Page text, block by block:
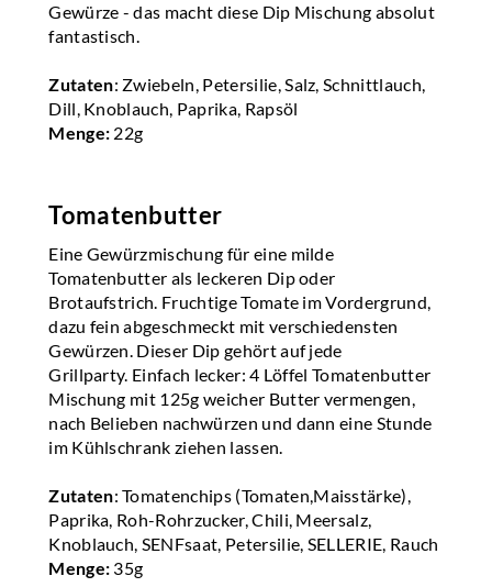
Gewürze - das macht diese Dip Mischung absolut
fantastisch.
Zutaten: Zwiebeln, Petersilie, Salz, Schnittlauch,
Dill, Knoblauch, Paprika, Rapsöl
Menge: 22g
Tomatenbutter
Eine Gewürzmischung für eine milde
Tomatenbutter als leckeren Dip oder
Brotaufstrich. Fruchtige Tomate im Vordergrund,
dazu fein abgeschmeckt mit verschiedensten
Gewürzen. Dieser Dip gehört auf jede
Grillparty. Einfach lecker: 4 Löffel Tomatenbutter
Mischung mit 125g weicher Butter vermengen,
nach Belieben nachwürzen und dann eine Stunde
im Kühlschrank ziehen lassen.
Zutaten: Tomatenchips (Tomaten,Maisstärke),
Paprika, Roh-Rohrzucker, Chili, Meersalz,
Knoblauch, SENFsaat, Petersilie, SELLERIE, Rauch
Menge: 35g